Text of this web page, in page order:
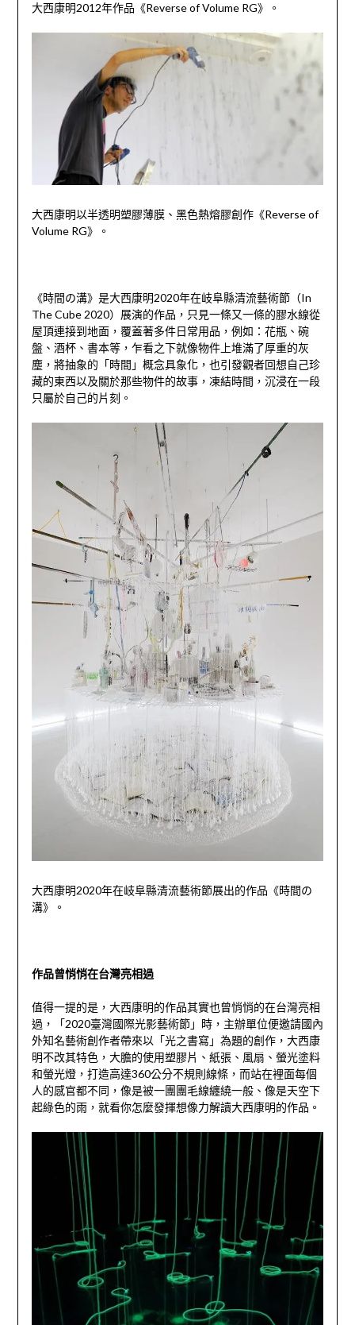
大西康明2012年作品《Reverse of Volume RG》。
大西康明以半透明塑膠薄膜、黑色熱熔膠創作《Reverse of
Volume RG》。
《時間の溝》是大西康明2020年在岐阜縣清流藝術節（In
The Cube 2020）展演的作品，只見一條又一條的膠水線從
屋頂連接到地面，覆蓋著多件日常用品，例如：花瓶、碗
盤、酒杯、書本等，乍看之下就像物件上堆滿了厚重的灰
塵，將抽象的「時間」概念具象化，也引發觀者回想自己珍
藏的東西以及關於那些物件的故事，凍結時間，沉浸在一段
只屬於自己的片刻。
大西康明2020年在岐阜縣清流藝術節展出的作品《時間の
溝》。
作品曾悄悄在台灣亮相過
值得一提的是，大西康明的作品其實也曾悄悄的在台灣亮相
過，「2020臺灣國際光影藝術節」時，主辦單位便邀請國內
外知名藝術創作者帶來以「光之書寫」為題的創作，大西康
明不改其特色，大膽的使用塑膠片、紙張、風扇、螢光塗料
和螢光燈，打造高達360公分不規則線條，而站在裡面每個
人的感官都不同，像是被一團團毛線纏繞一般、像是天空下
起綠色的雨，就看你怎麼發揮想像力解讀大西康明的作品。